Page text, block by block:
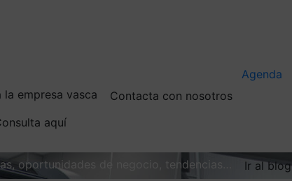
empresa vasca
Contacta con nosotros
aquí
Agenda
oportunidades de negocio, tendencias…
Ir al blog